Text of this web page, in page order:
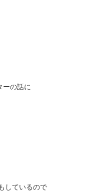
ーの話に
しているので